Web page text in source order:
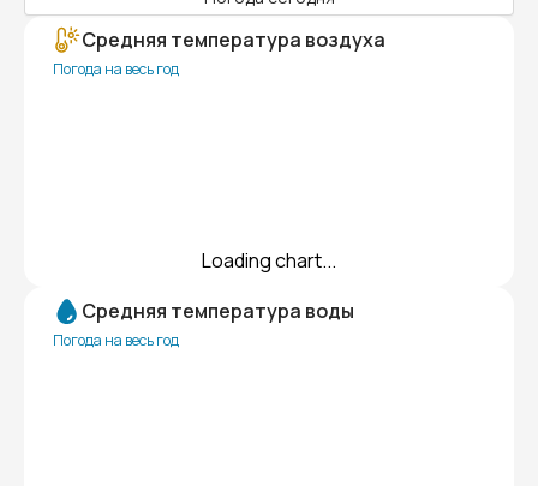
Средняя температура воздуха
Погода на весь год
Loading chart...
Средняя температура воды
Погода на весь год